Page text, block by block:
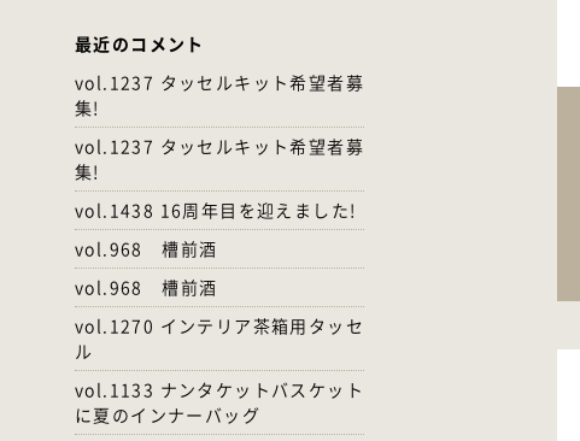
最近のコメント
vol.1237 タッセルキット希望者募
集!
vol.1237 タッセルキット希望者募
集!
vol.1438 16周年目を迎えました!
vol.968 槽前酒
vol.968 槽前酒
vol.1270 インテリア茶箱用タッセ
ル
vol.1133 ナンタケットバスケット
に夏のインナーバッグ